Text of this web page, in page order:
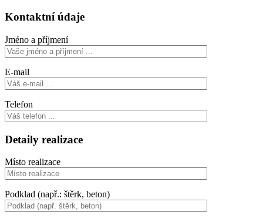
Kontaktní údaje
Jméno a příjmení
E-mail
Telefon
Detaily realizace
Místo realizace
Podklad (např.: štěrk, beton)